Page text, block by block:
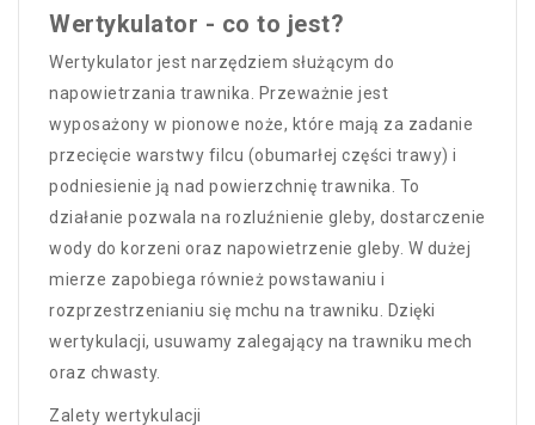
Wertykulator - co to jest?
Wertykulator jest narzędziem służącym do
napowietrzania trawnika. Przeważnie jest
wyposażony w pionowe noże, które mają za zadanie
przecięcie warstwy filcu (obumarłej części trawy) i
podniesienie ją nad powierzchnię trawnika. To
działanie pozwala na rozluźnienie gleby, dostarczenie
wody do korzeni oraz napowietrzenie gleby. W dużej
mierze zapobiega również powstawaniu i
rozprzestrzenianiu się mchu na trawniku. Dzięki
wertykulacji, usuwamy zalegający na trawniku mech
oraz chwasty.
Zalety wertykulacji